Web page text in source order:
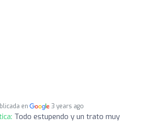
en 3 years ago
Todo estupendo y un trato muy